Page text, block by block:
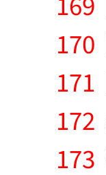
170
171
172
173